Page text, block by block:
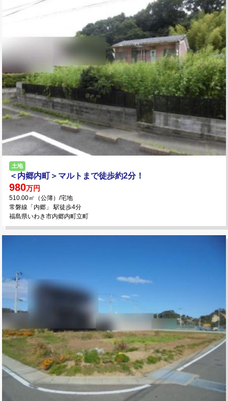
土地
＜内郷内町＞マルトまで徒歩約2分！
980万円
510.00㎡（公簿）/宅地
常磐線「内郷」 駅徒歩4分
福島県いわき市内郷内町立町